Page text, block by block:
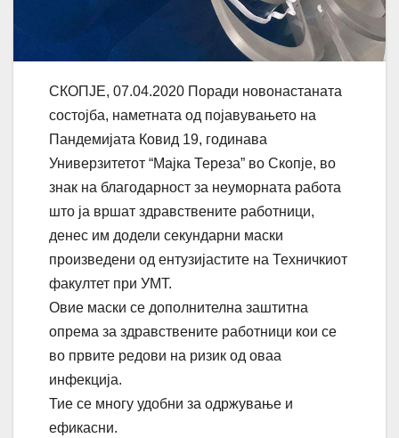
СКОПЈЕ, 07.04.2020 Поради новонастаната
состојба, наметната од појавувањето на
Пандемијата Ковид 19, годинава
Универзитетот “Мајка Тереза” во Скопје, во
знак на благодарност за неуморната работа
што ја вршат здравствените работници,
денес им додели секундарни маски
произведени од ентузијастите на Техничкиот
факултет при УМТ.
Овие маски се дополнителна заштитна
опрема за здравствените работници кои се
во првите редови на ризик од оваа
инфекција.
Тие се многу удобни за одржување и
ефикасни.